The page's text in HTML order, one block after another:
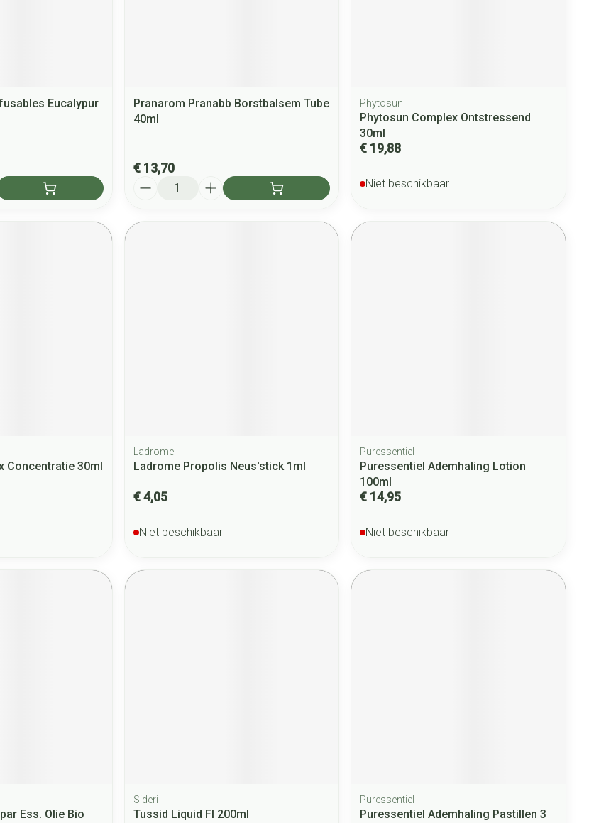
Eucalypur
Pranarom Pranabb Borstbalsem Tube
40ml
€ 13,70
Phytosun
Phytosun Complex Ontstressend
30ml
€ 19,88
Niet beschikbaar
Concentratie 30ml
Ladrome
Ladrome Propolis Neus'stick 1ml
€ 4,05
Niet beschikbaar
Puressentiel
Puressentiel Ademhaling Lotion
100ml
€ 14,95
Niet beschikbaar
Ess. Olie Bio
Sideri
Tussid Liquid Fl 200ml
Puressentiel
Puressentiel Ademhaling Pastillen 3